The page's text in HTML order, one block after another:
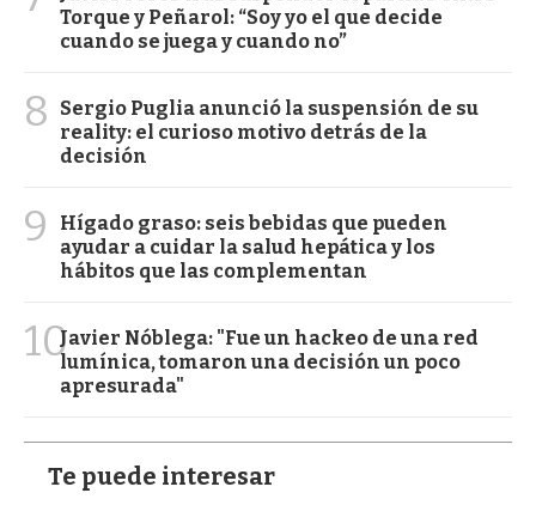
Torque y Peñarol: “Soy yo el que decide
cuando se juega y cuando no”
8
Sergio Puglia anunció la suspensión de su
reality: el curioso motivo detrás de la
decisión
9
Hígado graso: seis bebidas que pueden
ayudar a cuidar la salud hepática y los
hábitos que las complementan
10Javier Nóblega: "Fue un hackeo de una red
lumínica, tomaron una decisión un poco
apresurada"
Te puede interesar